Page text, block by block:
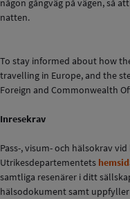
någon gångväg på vägen, så
natten.
To stay informed about how
travelling in Europe, and the
Foreign and Commonwealth
Inresekrav
Pass-, visum- och hälsokrav
Utrikesdepartementets
samtliga resenärer i ditt
hälsodokument samt